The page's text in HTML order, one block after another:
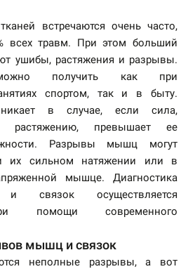
встречаются очень часто,
всех травм. При этом больший
ушибы, растяжения и разрывы.
получить как при
спортом, так и в быту.
в случае, если сила,
превышает ее
Разрывы мышц могут
их сильном натяжении или в
мышце. Диагностика
связок осуществляется
помощи современного
мышц и связок
неполные разрывы, а вот